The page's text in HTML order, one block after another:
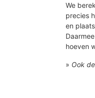
We
precies
en
hoeven
» Ook